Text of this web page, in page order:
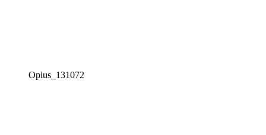
Oplus_131072